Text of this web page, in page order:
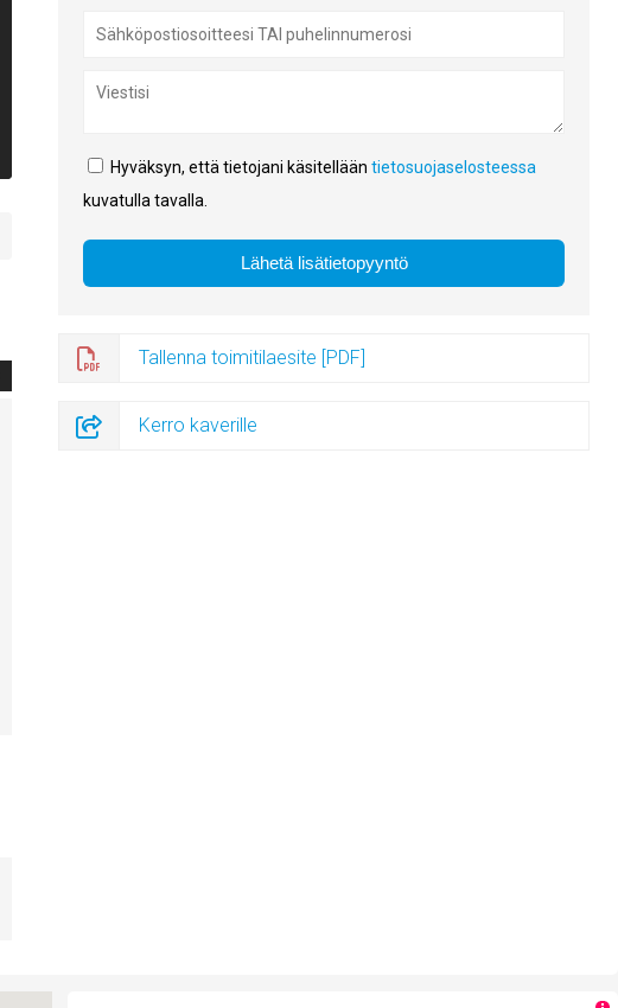
Hyväksyn, että tietojani käsitellääntietosuojaselosteessa
kuvatulla tavalla.
Tallenna toimitilaesite [PDF]
Kerro kaverille